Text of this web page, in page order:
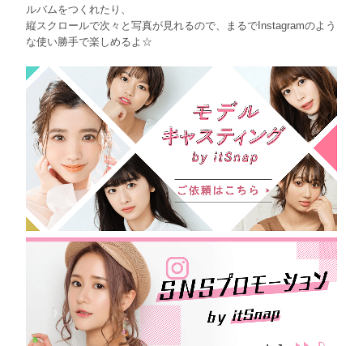
ルバムをつくれたり、
縦スクロールで次々と写真が見れるので、まるでInstagramのよう
な使い勝手で楽しめるよ☆